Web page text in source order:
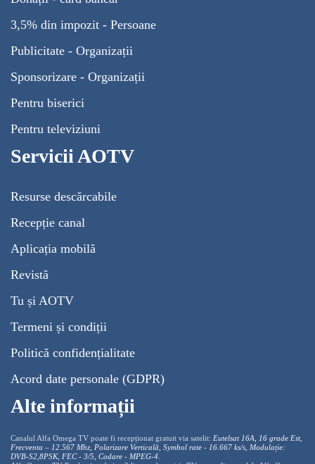
3,5% din impozit - Persoane
Publicitate - Organizații
Sponsorizare - Organizații
Pentru biserici
Pentru televiziuni
Servicii AOTV
Resurse descărcabile
Recepție canal
Aplicația mobilă
Revistă
Tu și AOTV
Termeni și condiții
Politică confidențialitate
Acord date personale (GDPR)
Alte informații
Canalul Alfa Omega TV poate fi recepționat gratuit via satelit: Eutelsat 16A, 16 grade Est,
Frecventa – 12.567 Mhz, Polarizare Verticală, Symbol rate - 16.667 ks/s, Modulație:
DVB-S2,8PSK, FEC - 3/5, Codare - MPEG-4